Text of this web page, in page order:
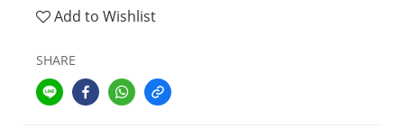
Add to Wishlist
SHARE